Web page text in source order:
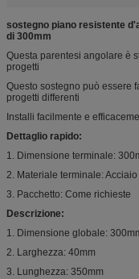
sostegno piano resistente
di 300mm
Questa parentesi angolare è
progetti
Questo sostegno può essere
progetti differenti
Installi facilmente e
Dettaglio rapido:
1. Dimensione terminale:
2. Materiale terminale:
3. Pacchetto: Come richieste
Descrizione:
1. Dimensione globale:
2. Larghezza: 40mm
3. Lunghezza: 350mm